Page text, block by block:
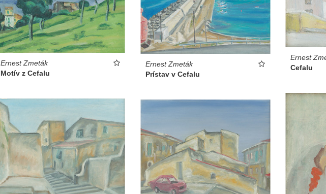
Ernest Zmeták
Motív z Cefalu
Ernest Zmeták
Prístav v Cefalu
Ernest
Cefalu